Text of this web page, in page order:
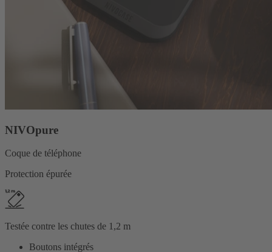
NIVOpure
Coque de téléphone
Protection épurée
Testée contre les chutes de 1,2 m
Boutons intégrés